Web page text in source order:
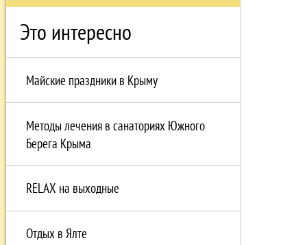
Это интересно
Майские праздники в Крыму
Методы лечения в санаториях Южного
Берега Крыма
RELAX на выходные
Отдых в Ялте